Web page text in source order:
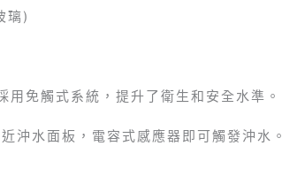
璃)
用免觸式系統，提升了衛生和安全水準。
沖水面板，電容式感應器即可觸發沖水。